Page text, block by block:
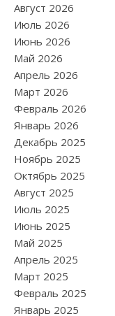
Август 2026
Июль 2026
Июнь 2026
Май 2026
Апрель 2026
Март 2026
Февраль 2026
Январь 2026
Декабрь 2025
Ноябрь 2025
Октябрь 2025
Август 2025
Июль 2025
Июнь 2025
Май 2025
Апрель 2025
Март 2025
Февраль 2025
Январь 2025